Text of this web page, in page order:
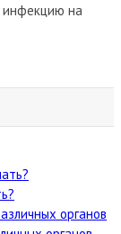
инфекцию на